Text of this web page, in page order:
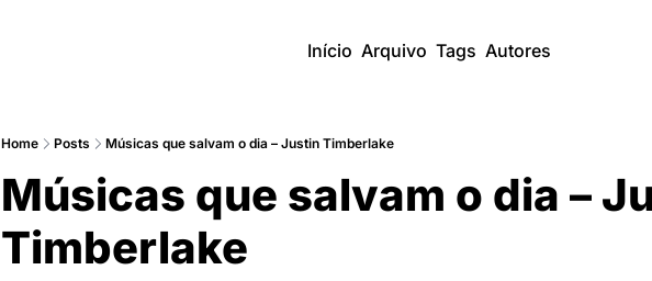
Início Arquivo Tags Autores
Home Posts Músicas que salvam o dia – Justin Timberlake
Músicas que salvam o dia –
Timberlake